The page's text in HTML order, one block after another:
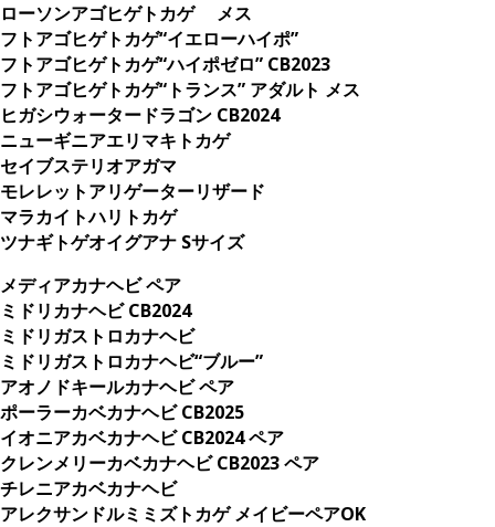
ローソンアゴヒゲトカゲ メス
フトアゴヒゲトカゲ“イエローハイポ”
フトアゴヒゲトカゲ“ハイポゼロ” CB2023
フトアゴヒゲトカゲ“トランス” アダルト メス
ヒガシウォータードラゴン CB2024
ニューギニアエリマキトカゲ
セイブステリオアガマ
モレレットアリゲーターリザード
マラカイトハリトカゲ
ツナギトゲオイグアナ Sサイズ
メディアカナヘビ ペア
ミドリカナヘビ CB2024
ミドリガストロカナヘビ
ミドリガストロカナヘビ“ブルー”
アオノドキールカナヘビ ペア
ポーラーカベカナヘビ CB2025
イオニアカベカナヘビ CB2024 ペア
クレンメリーカベカナヘビ CB2023 ペア
チレニアカベカナヘビ
アレクサンドルミミズトカゲ メイビーペアOK